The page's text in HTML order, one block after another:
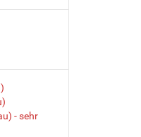
- sehr